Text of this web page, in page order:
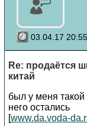
03.04.17 20:55
Re: продаётся
китай
был у меня такой
него остались
[www.da.voda-